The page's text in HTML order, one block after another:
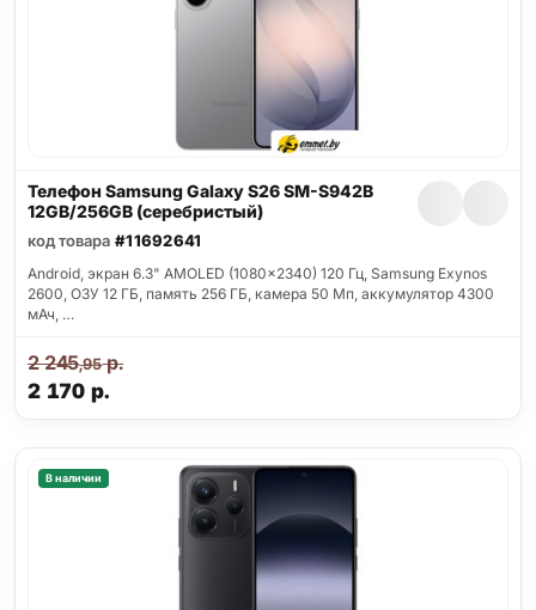
Телефон Samsung Galaxy S26 SM-S942B
12GB/256GB (серебристый)
код товара #11692641
Android, экран 6.3" AMOLED (1080x2340) 120 Гц, Samsung Exynos
2600, ОЗУ 12 ГБ, память 256 ГБ, камера 50 Мп, аккумулятор 4300
мАч, …
2 170 р.
2 245,95р.
В наличии